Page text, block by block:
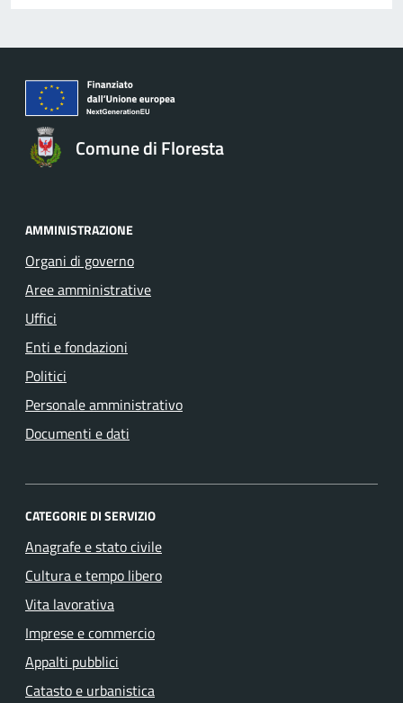
Comune di Floresta
AMMINISTRAZIONE
Organi di governo
Aree amministrative
Uffici
Enti e fondazioni
Politici
Personale amministrativo
Documenti e dati
CATEGORIE DI SERVIZIO
Anagrafe e stato civile
Cultura e tempo libero
Vita lavorativa
Imprese e commercio
Appalti pubblici
Catasto e urbanistica